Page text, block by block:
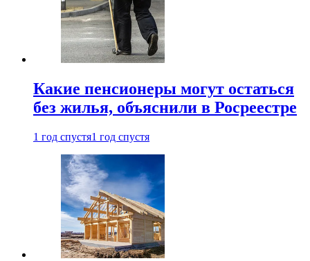
Какие пенсионеры могут остаться
без жилья, объяснили в Росреестре
1 год спустя1 год спустя